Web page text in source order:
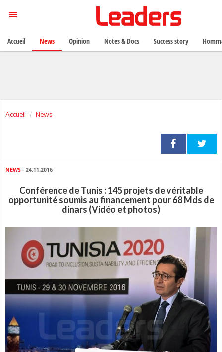
Accueil News
NEWS - 24.11.2016
Conférence de Tunis : 145 projets de véritable
opportunité soumis au financement pour 68 Mds de
dinars (Vidéo et photos)
Accueil News Opinion Notes & Docs Success story